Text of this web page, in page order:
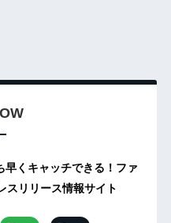
早くキャッチできる！ファ
スリリース情報サイト